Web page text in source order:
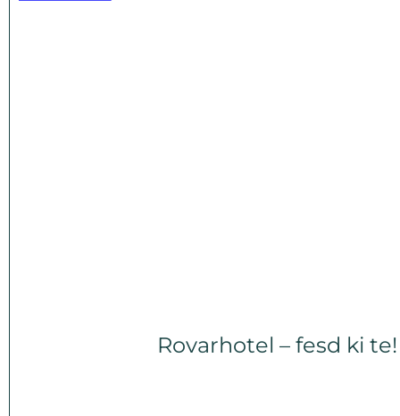
Rovarhotel – fesd ki te!